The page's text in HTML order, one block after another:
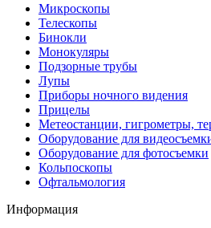
Микроскопы
Телескопы
Бинокли
Монокуляры
Подзорные трубы
Лупы
Приборы ночного видения
Прицелы
Метеостанции, гигрометры,
Оборудование для
Оборудование для фотосъемки
Кольпоскопы
Офтальмология
Информация